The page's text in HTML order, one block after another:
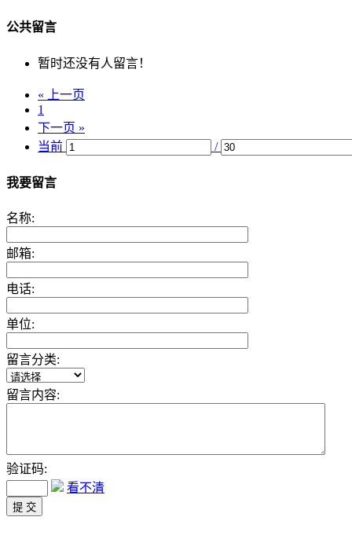
公共留言
暂时还没有人留言！
« 上一页
1
下一页 »
当前
/
我要留言
名称:
邮箱:
电话:
单位:
留言分类:
留言内容:
验证码:
看不清